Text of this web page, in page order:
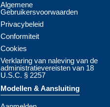
Algemene
Gebruikersvoorwaarden
Privacybeleid
Conformiteit
Cookies
Verklaring van naleving van de
administratievereisten van 18
U.S.C. § 2257
Modellen & Aansluiting